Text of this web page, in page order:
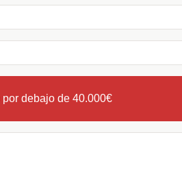
debajo de 40.000€